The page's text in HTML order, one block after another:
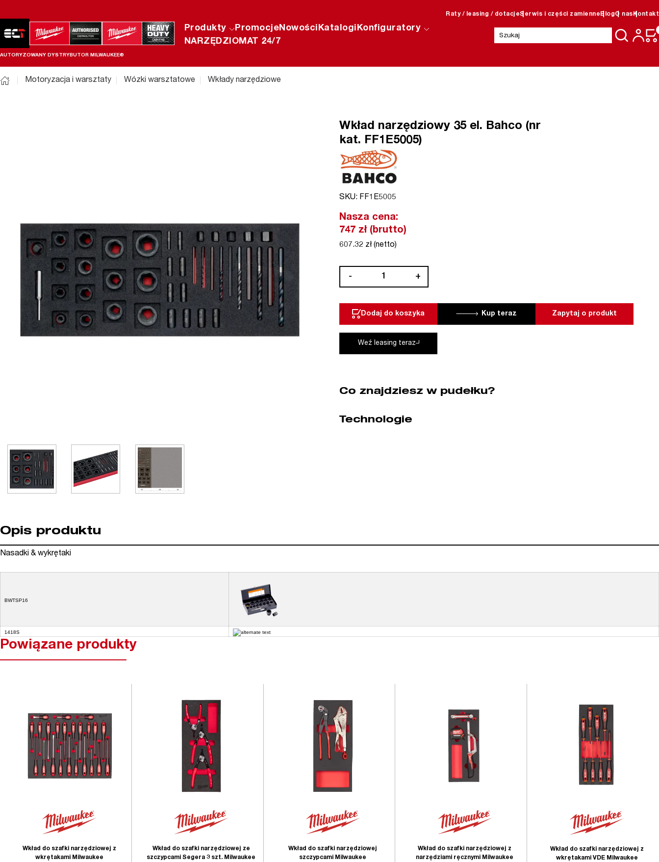
Raty / leasing / dotacjeSerwis i części zamienne BlogO nas Kontakt
AUTORYZOWANY DYSTRYBUTOR MILWAUKEE®
Produkty PromocjeNowościKatalogiKonfiguratory
NARZĘDZIOMAT 24/7
Szukaj:
Motoryzacja i warsztaty Wózki warsztatowe Wkłady narzędziowe
Wkład narzędziowy 35 el. Bahco (nr
kat. FF1E5005)
SKU: FF1E5005
Nasza cena:
747 zł (brutto)
607.32 zł (netto)
-
Bahco
kat.
+
Dodaj do koszyka Zapytaj o produkt
Kup teraz
Weź leasing teraz
Co znajdziesz w pudełku?
Technologie
Opis produktu
Nasadki & wykrętaki
BWTSP16
1418S
Powiązane produkty
Wkład do szafki narzędziowej z
wkrętakami Milwaukee
Wkład do szafki narzędziowej ze
szczypcami Segera 3 szt. Milwaukee
Wkład do szafki narzędziowej
szczypcami Milwaukee
Wkład do szafki narzędziowej z
narzędziami ręcznymi Milwaukee
Wkład do szafki narzędziowej z
wkrętakami VDE Milwaukee